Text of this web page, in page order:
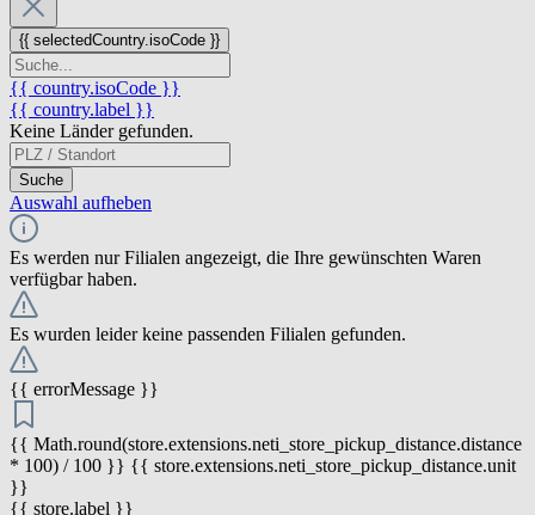
{{ selectedCountry.isoCode }}
{{ country.isoCode }}
{{ country.label }}
Keine Länder gefunden.
Suche
Auswahl aufheben
Es werden nur Filialen angezeigt, die Ihre gewünschten Waren
verfügbar haben.
Es wurden leider keine passenden Filialen gefunden.
{{ errorMessage }}
{{ Math.round(store.extensions.neti_store_pickup_distance.distance
* 100) / 100 }} {{ store.extensions.neti_store_pickup_distance.unit
}}
{{ store.label }}